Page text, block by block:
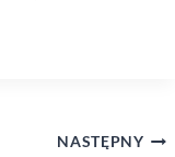
NASTĘPNY